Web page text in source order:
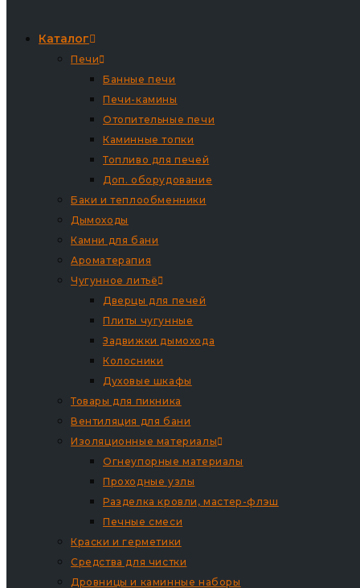
Каталог
Печи
Банные печи
Печи-камины
Отопительные печи
Каминные топки
Топливо для печей
Доп. оборудование
Баки и теплообменники
Дымоходы
Камни для бани
Ароматерапия
Чугунное литьё
Дверцы для печей
Плиты чугунные
Задвижки дымохода
Колосники
Духовые шкафы
Товары для пикника
Вентиляция для бани
Изоляционные материалы
Огнеупорные материалы
Проходные узлы
Разделка кровли, мастер-флэш
Печные смеси
Краски и герметики
Средства для чистки
Дровницы и каминные наборы